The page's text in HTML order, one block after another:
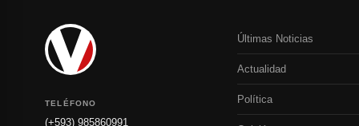
TELÉFONO
(+593) 985860991
Últimas Noticias
Actualidad
Política